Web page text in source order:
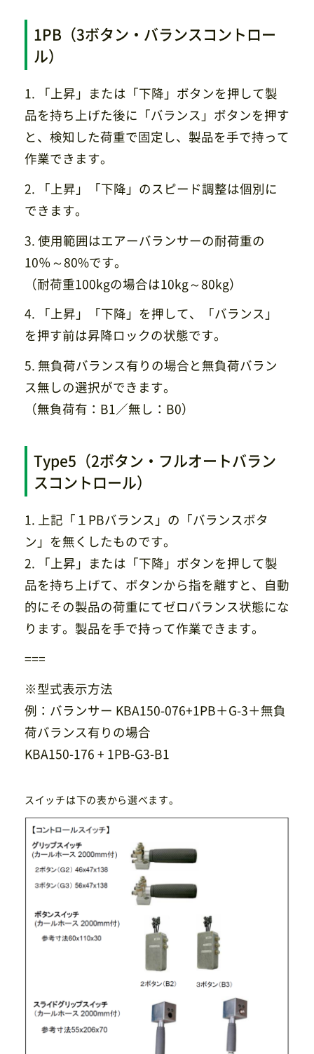
1PB（3ボタン・バランスコントロー
ル）
1. 「上昇」または「下降」ボタンを押して製
品を持ち上げた後に「バランス」ボタンを押す
と、検知した荷重で固定し、製品を手で持って
作業できます。
2. 「上昇」「下降」のスピード調整は個別に
できます。
3. 使用範囲はエアーバランサーの耐荷重の
10％～80%です。
（耐荷重100kgの場合は10kg～80kg）
4. 「上昇」「下降」を押して、「バランス」
を押す前は昇降ロックの状態です。
5. 無負荷バランス有りの場合と無負荷バラン
ス無しの選択ができます。
（無負荷有：B1／無し：B0）
Type5（2ボタン・フルオートバラン
スコントロール）
1. 上記「１PBバランス」の「バランスボタ
ン」を無くしたものです。
2. 「上昇」または「下降」ボタンを押して製
品を持ち上げて、ボタンから指を離すと、自動
的にその製品の荷重にてゼロバランス状態にな
ります。製品を手で持って作業できます。
===
※型式表示方法
例：バランサー KBA150-076+1PB＋G-3＋無負
荷バランス有りの場合
KBA150-176 + 1PB-G3-B1
スイッチは下の表から選べます。